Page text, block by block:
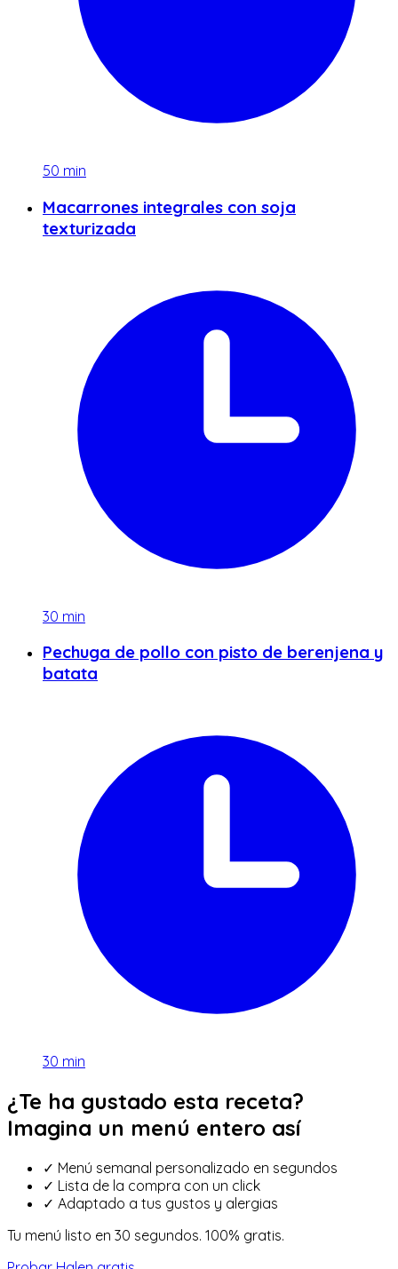
50 min
Macarrones integrales con soja
texturizada
30 min
Pechuga de pollo con pisto de berenjena y
batata
30 min
¿Te ha gustado esta receta?
Imagina un menú entero así
✓ Menú semanal personalizado en segundos
✓ Lista de la compra con un click
✓ Adaptado a tus gustos y alergias
Tu menú listo en 30 segundos. 100% gratis.